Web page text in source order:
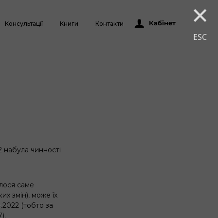
×
ESC
Консультації Книги Контакти Кабінет
чинності
саме
змін), може їх
(тобто за